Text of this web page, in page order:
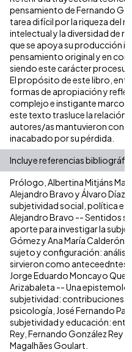
pensamiento de Fernando
tarea difícil por la riqueza del
intelectual y la diversidad de
que se apoya su producción
pensamiento original y en
siendo este carácter
El propósito de este libro,
formas de apropiación y
complejo e instigante marco
este texto trasluce la relación
autores/as mantuvieron con
inacabado por su pérdida.
Incluye referencias
Prólogo, Albertina Mitjáns
Alejandro Bravo y Álvaro Díaz
subjetividad social, política e
Alejandro Bravo -- Sentidos
aporte para investigar la
Gómez y Ana María Calderón
sujeto y configuración:
sirvieron como anteceedntes
Jorge Eduardo Moncayo
Arizabaleta -- Una
subjetividad: contribuciones
psicología, José Fernando
subjetividad y educación:
Rey, Fernando González Rey
Magalhães Goulart.